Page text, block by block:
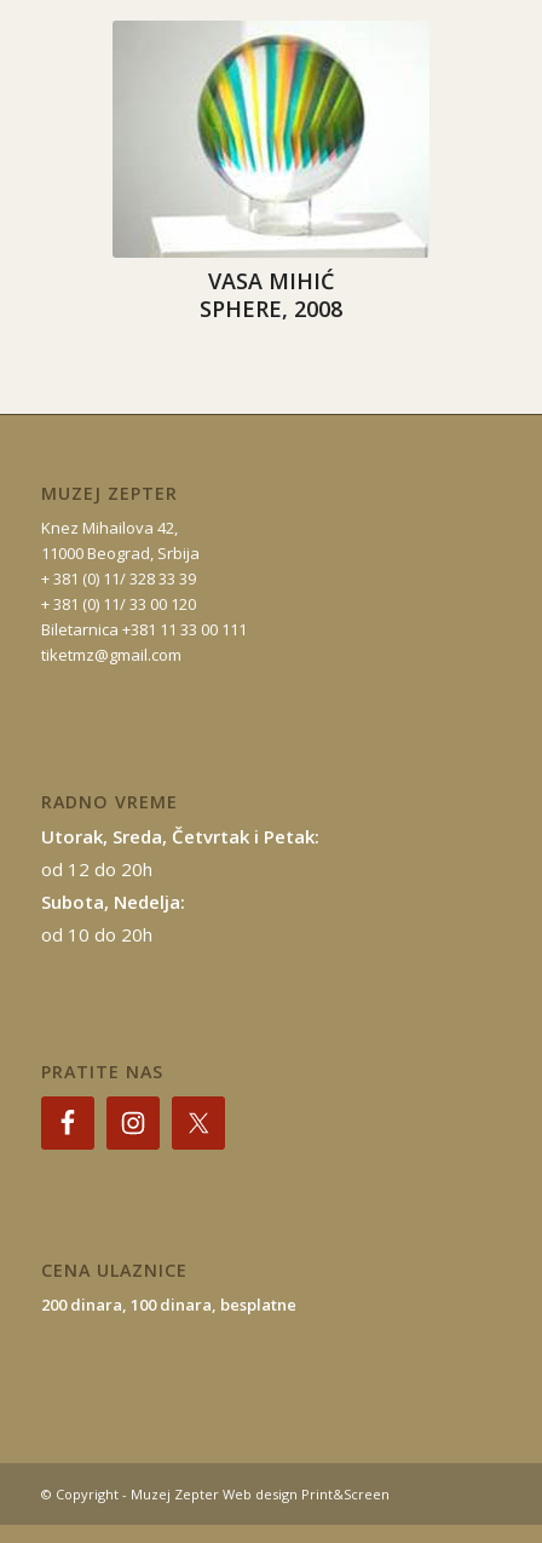
VASA MIHIĆ
SPHERE, 2008
MUZEJ ZEPTER
Knez Mihailova 42,
11000 Beograd, Srbija
+ 381 (0) 11/ 328 33 39
+ 381 (0) 11/ 33 00 120
Biletarnica +381 11 33 00 111
tiketmz@gmail.com
RADNO VREME
Utorak, Sreda, Četvrtak i Petak:
od 12 do 20h
Subota, Nedelja:
od 10 do 20h
PRATITE NAS
CENA ULAZNICE
200 dinara, 100 dinara, besplatne
© Copyright - Muzej Zepter Web design Print&Screen